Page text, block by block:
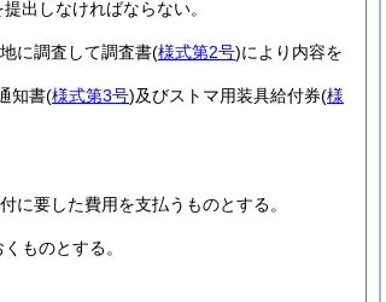
提出しなければならない。
に調査して調査書(様式第2号)により内容を
知書(様式第3号)及びストマ用装具給付券(様
に要した費用を支払うものとする。
ものとする。